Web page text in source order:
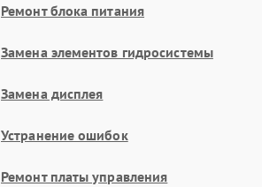
Ремонт блока питания
Замена элементов гидросистемы
Замена дисплея
Устранение ошибок
Ремонт платы управления